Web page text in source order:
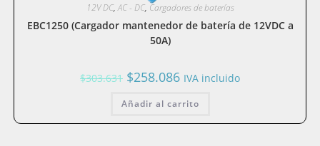
12V DC,AC - DC, Cargadores de baterías
EBC1250 (Cargador mantenedor de batería de 12VDC a
50A)
$303.631 El
precio
era:
$258.086 El
precio
es:
IVA incluido
Añadir al carrito